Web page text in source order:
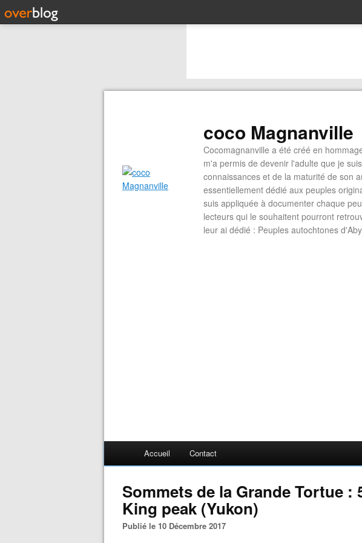
coco Magnanville
Cocomagnanville a été créé en
m'a permis de devenir l'adulte que je
connaissances et de la maturité de son
essentiellement dédié aux peuples
suis appliquée à documenter chaque
lecteurs qui le souhaitent pourront
leur ai dédié : Peuples autochtones
Accueil Contact
Sommets de la Grande Tortue :
King peak (Yukon)
Publié le 10 Décembre 2017